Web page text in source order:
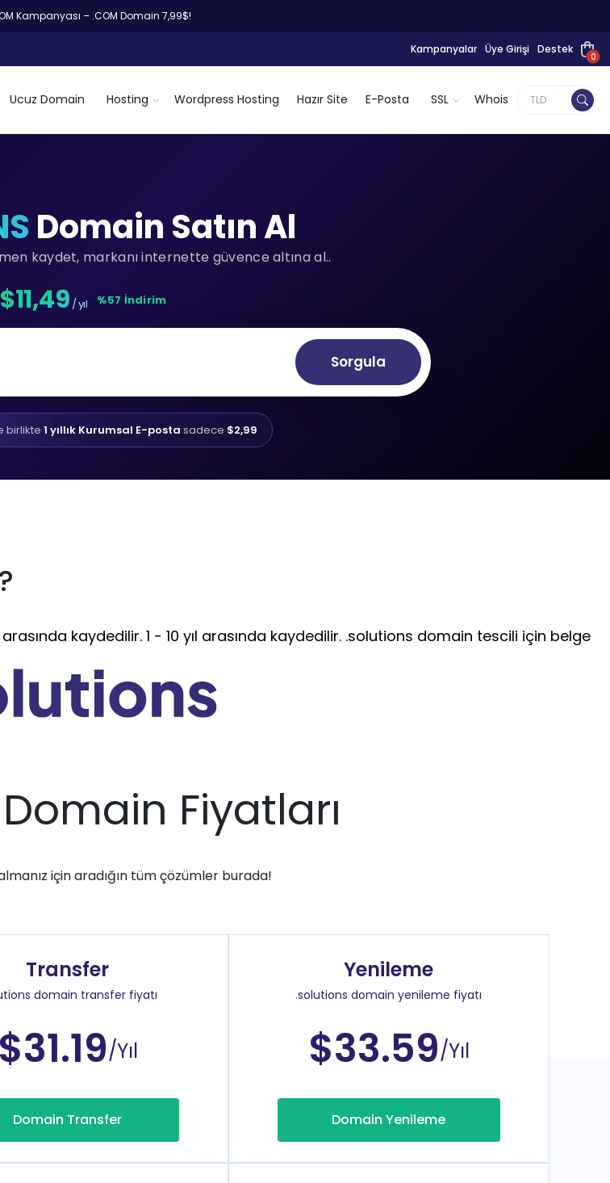
Kampanyası – .COM Domain 7,99$!
Kampanyalar Üye Girişi Destek
0
Ucuz Domain Hosting Wordpress Hosting Hazır Site E-Posta SSL Whois
Domain Satın Al
kaydet, markanı internette güvence altına al..
$11,49 / yıl %57 İndirim
Sorgula
birlikte 1 yıllık Kurumsal E-posta sadece $2,99
kaydedilir. 1 - 10 yıl arasında kaydedilir. .solutions domain tescili için belge
Fiyatları
için aradığın tüm çözümler burada!
Transfer
domain transfer fiyatı
$31.19/Yıl
Domain Transfer
Yenileme
.solutions domain yenileme fiyatı
$33.59/Yıl
Domain Yenileme